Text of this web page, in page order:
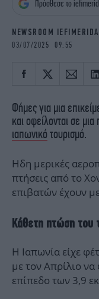
iBOOKS
MEDIA
NEWSLETTER
Πρόσθεσε το
NEWSROOM
03/07/2025 09:55
Φήμες για μια
και οφείλονται σε
ιαπωνικό τουρισμό.
Ηδη μερικές
πτήσεις από το
επιβατών έχουν
Κάθετη πτώση του
Η Ιαπωνία είχε
με τον Απρίλιο
επίπεδο των 3,9